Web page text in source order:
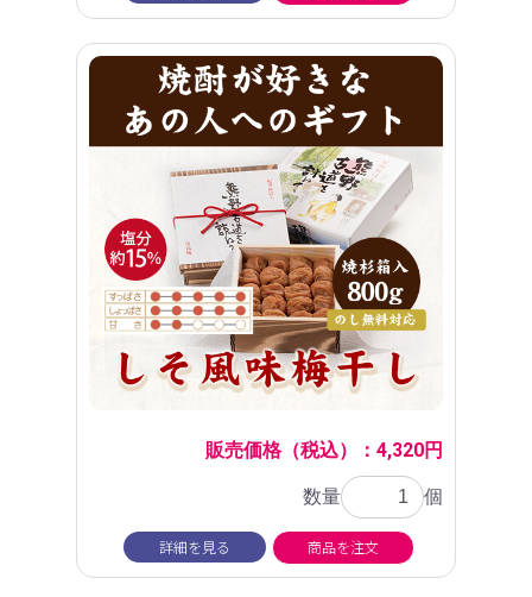
販売価格（税込）：4,320円
数量 個
詳細を見る 商品を注文